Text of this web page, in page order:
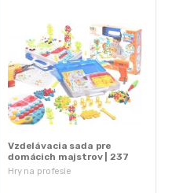
Hry na profesie
Vzdelávacia sada pre
domácich majstrov | 237
prvkov